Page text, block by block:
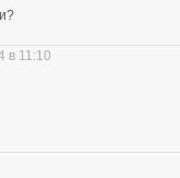
в 11:10